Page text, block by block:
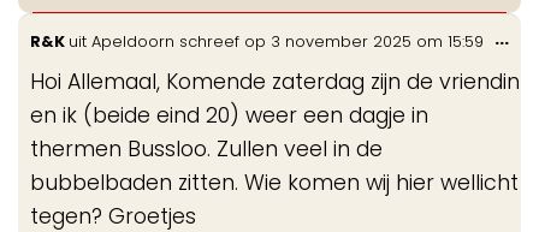
R&K uit Apeldoorn schreef op 3 november 2025 om 15:59
Hoi Allemaal, Komende zaterdag zijn de vriendin
en ik (beide eind 20) weer een dagje in
thermen Bussloo. Zullen veel in de
bubbelbaden zitten. Wie komen wij hier wellicht
tegen? Groetjes
...